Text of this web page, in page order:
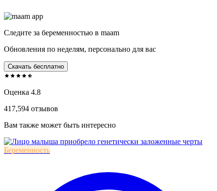
Следите за беременностью в maam
Обновления по неделям, персонально для вас
Скачать бесплатно
Оценка 4.8
417,594 отзывов
Вам также может быть интересно
Беременность